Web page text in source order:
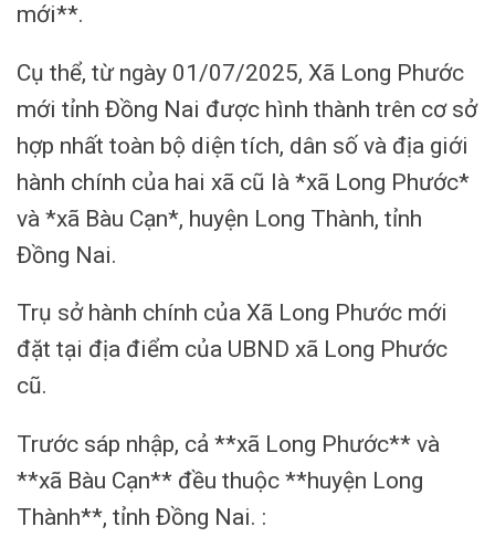
mới**.
Cụ thể, từ ngày 01/07/2025, Xã Long Phước
mới tỉnh Đồng Nai được hình thành trên cơ sở
hợp nhất toàn bộ diện tích, dân số và địa giới
hành chính của hai xã cũ là *xã Long Phước*
và *xã Bàu Cạn*, huyện Long Thành, tỉnh
Đồng Nai.
Trụ sở hành chính của Xã Long Phước mới
đặt tại địa điểm của UBND xã Long Phước
cũ.
Trước sáp nhập, cả **xã Long Phước** và
**xã Bàu Cạn** đều thuộc **huyện Long
Thành**, tỉnh Đồng Nai. :